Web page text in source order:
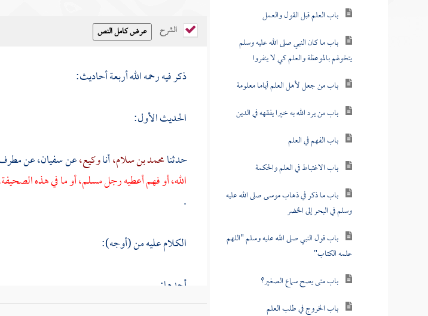
باب العلم قبل القول والعمل
باب ما كان النبي صلى الله عليه وسلم
يتخولهم بالموعظة والعلم كي لا ينفروا
باب من جعل لأهل العلم أياما معلومة
باب من يرد الله به خيرا يفقهه في الدين
باب الفهم في العلم
باب الاغتباط في العلم والحكمة
باب ما ذكر في ذهاب موسى صلى الله عليه
وسلم في البحر إلى الخضر
باب قول النبي صلى الله عليه وسلم "اللهم
علمه الكتاب"
باب متى يصح سماع الصغير؟
باب الخروج في طلب العلم
الشرح
ذكر فيه رحمه الله أربعة أحاديث:
الحديث الأول:
حدثنامحمد بن سلام،أناوكيع،عنسفيان،عن
الله، أو فهم أعطيه رجل مسلم، أو ما في هذه
.
الكلام عليه من (أوجه):
أحدها: